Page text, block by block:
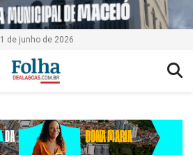
1 de junho de 2026